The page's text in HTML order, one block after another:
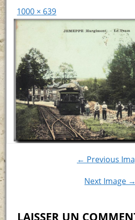
1000 × 639
← Previous
Next Image →
LAISSER UN